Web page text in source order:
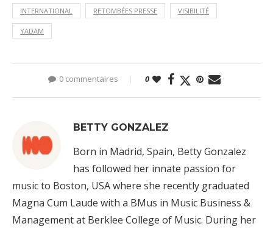
INTERNATIONAL RETOMBÉES PRESSE VISIBILITÉ
YADAM
0 commentaires 0
BETTY GONZALEZ
Born in Madrid, Spain, Betty Gonzalez
has followed her innate passion for
music to Boston, USA where she recently graduated
Magna Cum Laude with a BMus in Music Business &
Management at Berklee College of Music. During her